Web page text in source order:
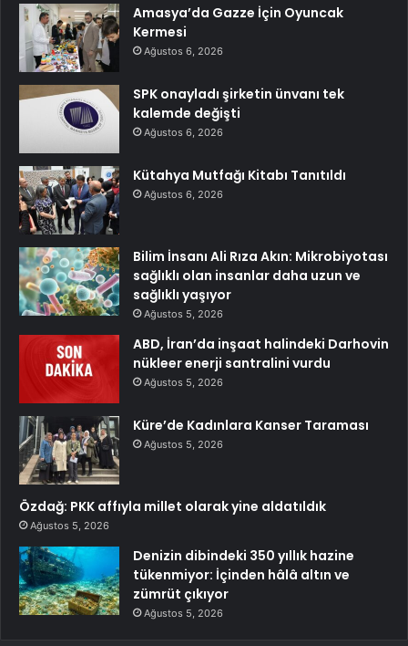
Amasya’da Gazze İçin Oyuncak
Kermesi
Ağustos 6, 2026
SPK onayladı şirketin ünvanı tek
kalemde değişti
Ağustos 6, 2026
Kütahya Mutfağı Kitabı Tanıtıldı
Ağustos 6, 2026
Bilim İnsanı Ali Rıza Akın: Mikrobiyotası
sağlıklı olan insanlar daha uzun ve
sağlıklı yaşıyor
Ağustos 5, 2026
ABD, İran’da inşaat halindeki Darhovin
nükleer enerji santralini vurdu
Ağustos 5, 2026
Küre’de Kadınlara Kanser Taraması
Ağustos 5, 2026
Özdağ: PKK affıyla millet olarak yine aldatıldık
Ağustos 5, 2026
Denizin dibindeki 350 yıllık hazine
tükenmiyor: İçinden hâlâ altın ve
zümrüt çıkıyor
Ağustos 5, 2026